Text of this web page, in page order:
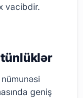
vacibdir.
geniş